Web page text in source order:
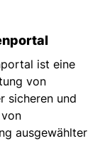
ist eine
von
sicheren und
ausgewählter